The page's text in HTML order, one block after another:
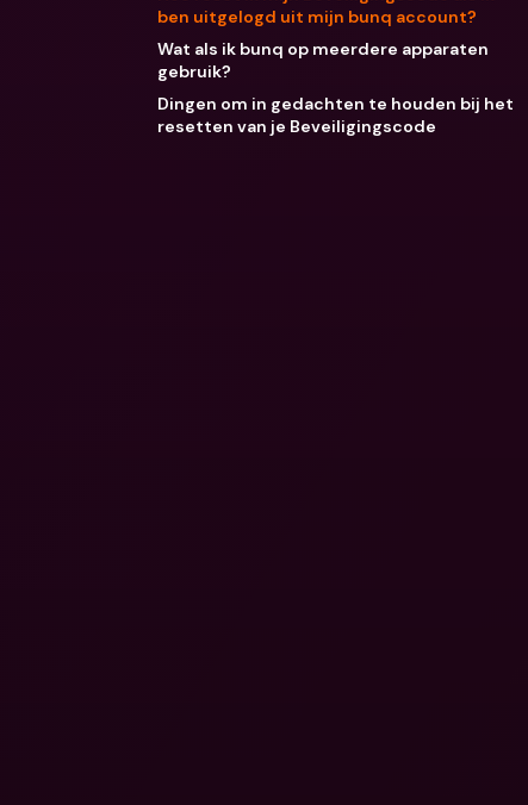
ben uitgelogd uit mijn bunq account?
Wat als ik bunq op meerdere apparaten
gebruik?
Dingen om in gedachten te houden bij het
resetten van je Beveiligingscode